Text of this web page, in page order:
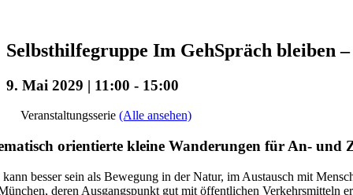
Selbsthilfegruppe Im GehSpräch bleiben
9. Mai 2029 | 11:00 - 15:00
Veranstaltungsserie (Alle ansehen)
orientierte kleine Wanderungen für An- und
kann besser sein als Bewegung in der Natur, im Austausch mit
deren Ausgangspunkt gut mit öffentlichen Verkehrsmitteln